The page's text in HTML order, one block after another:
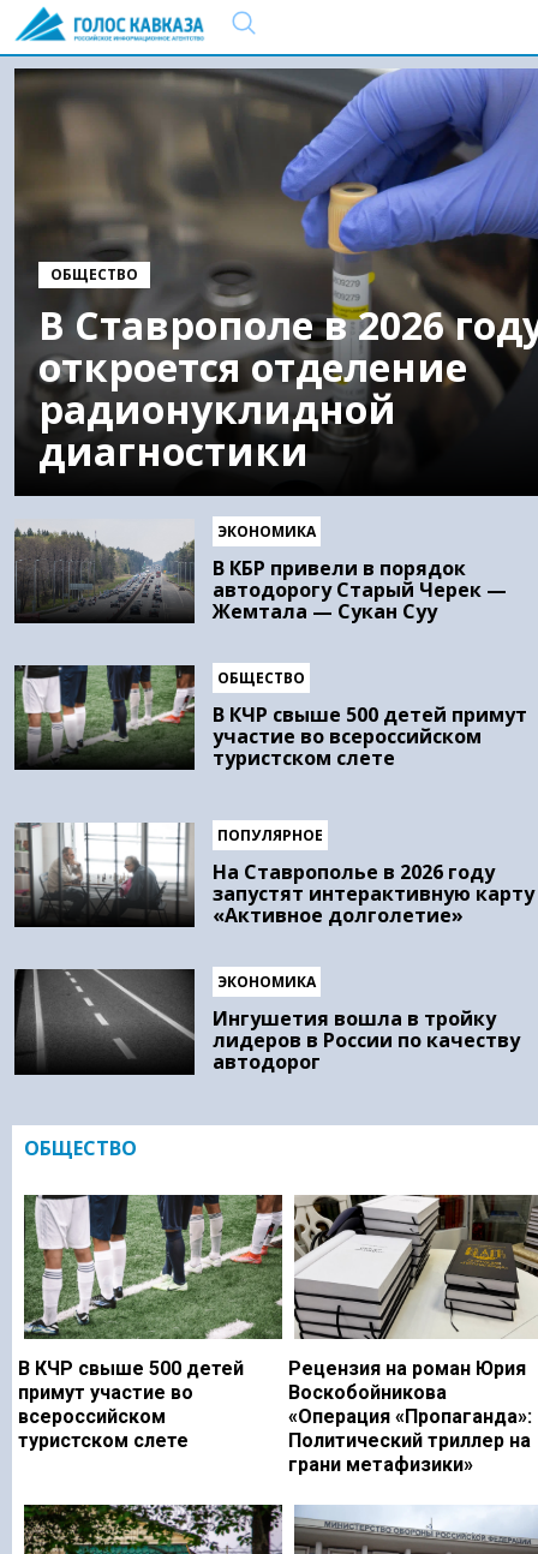
ОБЩЕСТВО
В Ставрополе в 2026
откроется отделение
радионуклидной
диагностики
ЭКОНОМИКА
В КБР привели в порядок
автодорогу Старый Черек —
Жемтала — Сукан Суу
ОБЩЕСТВО
В КЧР свыше 500 детей примут
участие во всероссийском
туристском слете
ПОПУЛЯРНОЕ
На Ставрополье в 2026 году
запустят интерактивную карту
«Активное долголетие»
ЭКОНОМИКА
Ингушетия вошла в тройку
лидеров в России по качеству
автодорог
ОБЩЕСТВО
В КЧР свыше 500 детей
примут участие во
всероссийском
туристском слете
Рецензия на роман Юрия
Воскобойникова
«Операция «Пропаганда»:
Политический триллер на
грани метафизики»